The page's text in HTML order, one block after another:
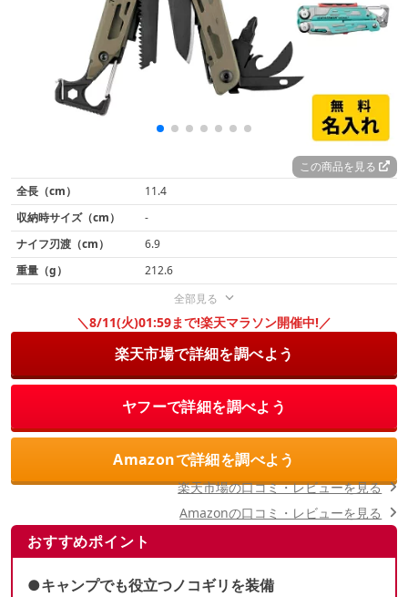
この商品を見る
全長（cm）
11.4
収納時サイズ（cm）
-
ナイフ刃渡（cm）
6.9
重量（g）
212.6
全部見る
＼8/11(火)01:59まで!楽天マラソン開催中!／
楽天市場で詳細を調べよう
ヤフーで詳細を調べよう
Amazonで詳細を調べよう
おすすめポイント
●キャンプでも役立つノコギリを装備
楽天市場の口コミ・レビューを見る
Amazonの口コミ・レビューを見る